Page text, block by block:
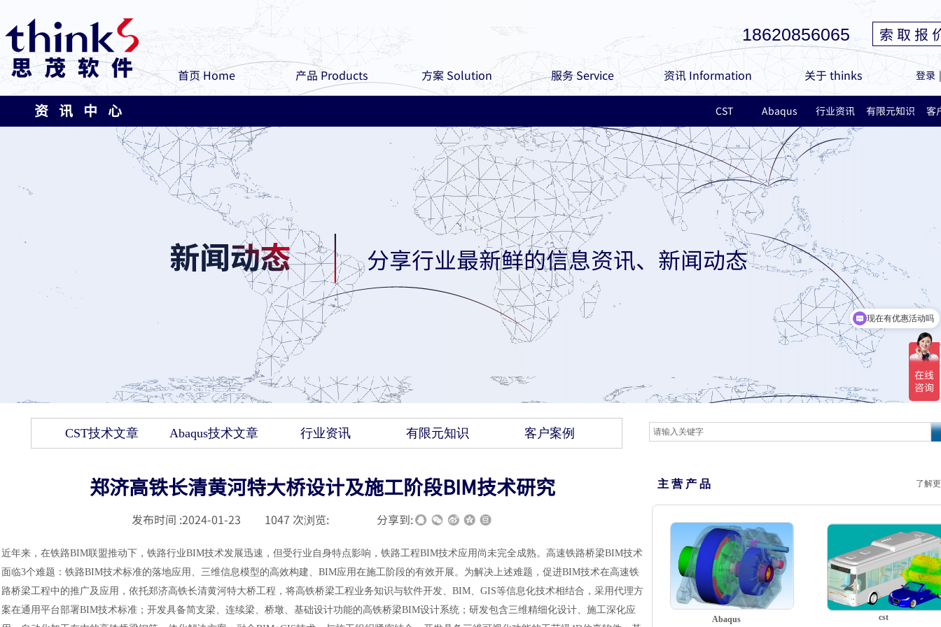
18620856065
登录 |
索 取 报
首页 Home 产品 Products 方案 Solution 服务 Service 资讯 Information 关于 thinks
分享行业最新鲜的信息资讯、新闻动态
资 讯 中 心 CST Abaqus 行业资讯 有限元知识 客
CST技术文章 Abaqus技术文章 行业资讯 有限元知识 客户案例
郑济高铁长清黄河特大桥设计及施工阶段BIM技术研究
发布时间 :2024-01-23 1047 次浏览: 分享到:
近年来，在铁路BIM联盟推动下，铁路行业BIM技术发展迅速，但受行业自身特点影响，铁路工程BIM技术应用尚未完全成熟。高速铁路桥梁BIM技术
面临3个难题：铁路BIM技术标准的落地应用、三维信息模型的高效构建、BIM应用在施工阶段的有效开展。为解决上述难题，促进BIM技术在高速铁
路桥梁工程中的推广及应用，依托郑济高铁长清黄河特大桥工程，将高铁桥梁工程业务知识与软件开发、BIM、GIS等信息化技术相结合，采用代理方
案在通用平台部署BIM技术标准；开发具备简支梁、连续梁、桥墩、基础设计功能的高铁桥梁BIM设计系统；研发包含三维精细化设计、施工深化应
主 营 产 品 了解
cst
Abaqus
可以介绍下你们的产品么
现在有优惠活动吗